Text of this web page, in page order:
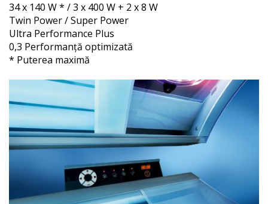
34 x 140 W * / 3 x 400 W + 2 x 8 W
Twin Power / Super Power
Ultra Performance Plus
0,3 Performanță optimizată
* Puterea maximă